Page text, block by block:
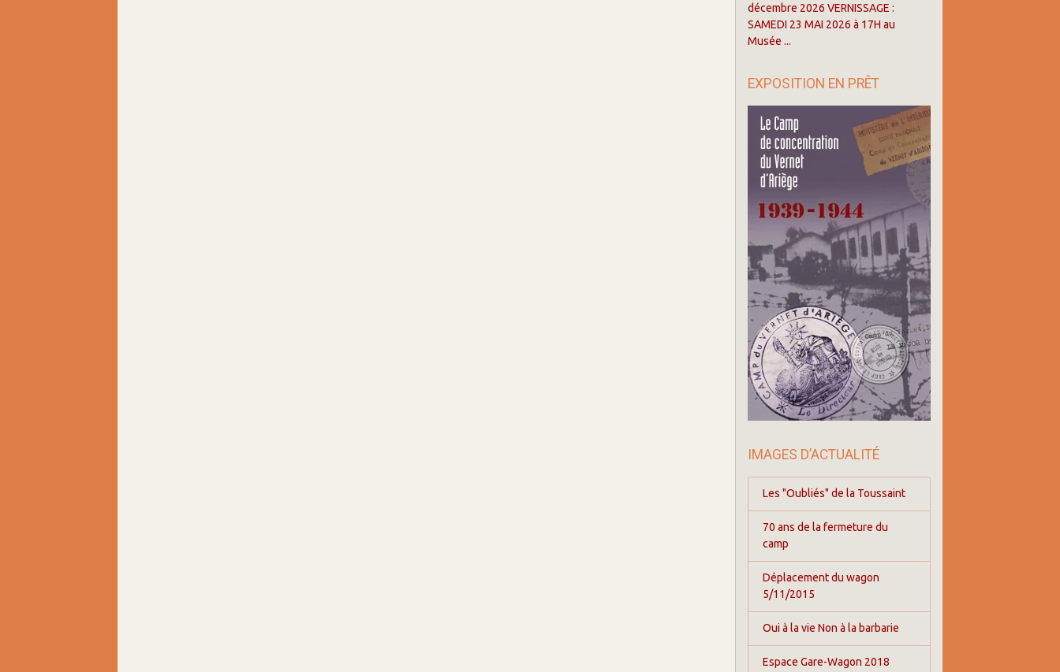
décembre 2026 VERNISSAGE :
SAMEDI 23 MAI 2026 à 17H au
Musée ...
EXPOSITION EN PRÊT
IMAGES D’ACTUALITÉ
Les "Oubliés" de la Toussaint
70 ans de la fermeture du
camp
Déplacement du wagon
5/11/2015
Oui à la vie Non à la barbarie
Espace Gare-Wagon 2018